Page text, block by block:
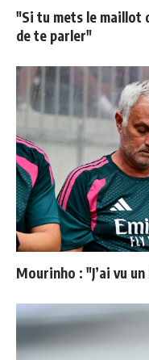
"Si tu mets le maillot
de te parler"
Mourinho : "J’ai vu